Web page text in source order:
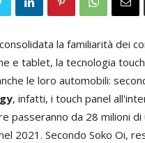
la familiarità dei
e tablet, la tecnologia
le loro automobili:
, infatti, i touch panel
passeranno da 28 milioni di
2021. Secondo Soko Oi,